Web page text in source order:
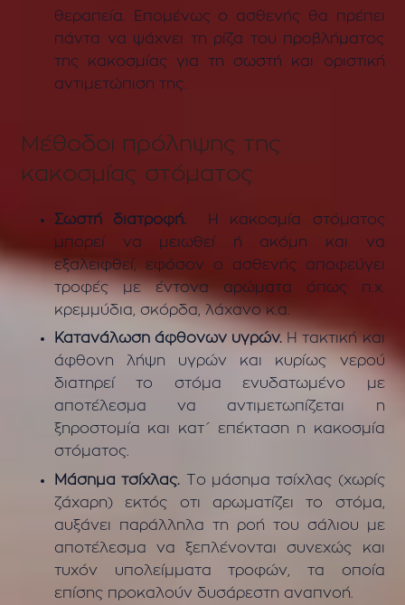
θεραπεία. Επομένως ο ασθενής θα πρέπει
πάντα να ψάχνει τη ρίζα του προβλήματος
της κακοσμίας για τη σωστή και οριστική
αντιμετώπιση της.
Μέθοδοι πρόληψης της
κακοσμίας στόματος
Σωστή διατροφή. Η κακοσμία στόματος
μπορεί να μειωθεί ή ακόμη και να
εξαλειφθεί, εφόσον ο ασθενής αποφεύγει
τροφές με έντονα αρώματα όπως π.χ.
κρεμμύδια, σκόρδα, λάχανο κ.α.
Κατανάλωση άφθονων υγρών. Η τακτική και
άφθονη λήψη υγρών και κυρίως νερού
διατηρεί το στόμα ενυδατωμένο με
αποτέλεσμα να αντιμετωπίζεται η
ξηροστομία και κατ΄ επέκταση η κακοσμία
στόματος.
Μάσημα τσίχλας. Το μάσημα τσίχλας (χωρίς
ζάχαρη) εκτός οτι αρωματίζει το στόμα,
αυξάνει παράλληλα τη ροή του σάλιου με
αποτέλεσμα να ξεπλένονται συνεχώς και
τυχόν υπολείμματα τροφών, τα οποία
επίσης προκαλούν δυσάρεστη αναπνοή.